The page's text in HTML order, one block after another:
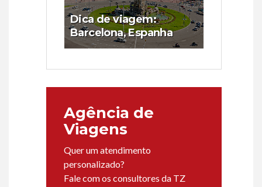
Dica de viagem:
Barcelona, Espanha
Agência de
Viagens
Quer um atendimento
personalizado?
Fale com os consultores da TZ